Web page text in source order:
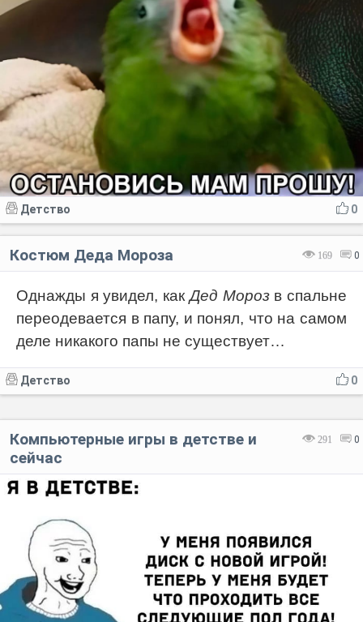
0
Детство
169 0
Костюм Деда Мороза
Однажды я увидел, какДед Морозв спальне
переодевается в папу, и понял, что на самом
деле никакого папы не существует…
0
Детство
291 0
Компьютерные игры в детстве и
сейчас